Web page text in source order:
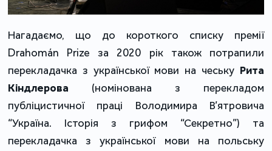
Нагадаємо, що до короткого списку премії
Drahomán Prize за 2020 рік також потрапили
перекладачка з української мови на чеську Рита
Кіндлерова (номінована з перекладом
публіцистичної праці Володимира В’ятровича
“Україна. Історія з грифом “Секретно”) та
перекладачка з української мови на польську